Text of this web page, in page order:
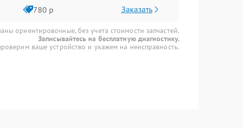
780 р Заказать
ориентировочные, без учета стоимости запчастей.
Записывайтесь на бесплатную диагностику.
ваше устройство и укажем на неисправность.